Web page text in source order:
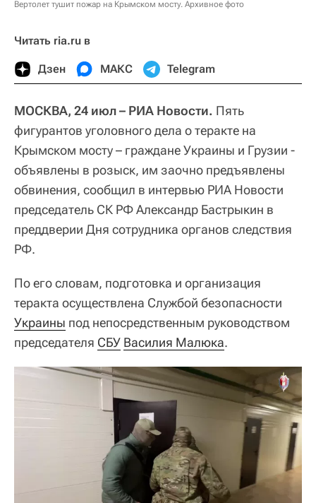
Вертолет тушит пожар на Крымском мосту. Архивное фото
Читать ria.ru в
Дзен МАКС Telegram
МОСКВА, 24 июл – РИА Новости. Пять
фигурантов уголовного дела о теракте на
Крымском мосту – граждане Украины и Грузии -
объявлены в розыск, им заочно предъявлены
обвинения, сообщил в интервью РИА Новости
председатель СК РФ Александр Бастрыкин в
преддверии Дня сотрудника органов следствия
РФ.
По его словам, подготовка и организация
теракта осуществлена Службой безопасности
Украины под непосредственным руководством
председателя СБУ Василия Малюка.